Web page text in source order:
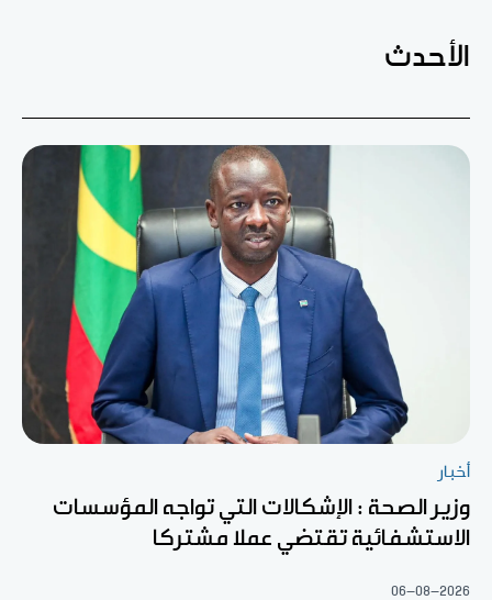
الأحدث
أخبار
وزير الصحة : الإشكالات التي تواجه المؤسسات
الاستشفائية تقتضي عملا مشتركا
06-08-2026